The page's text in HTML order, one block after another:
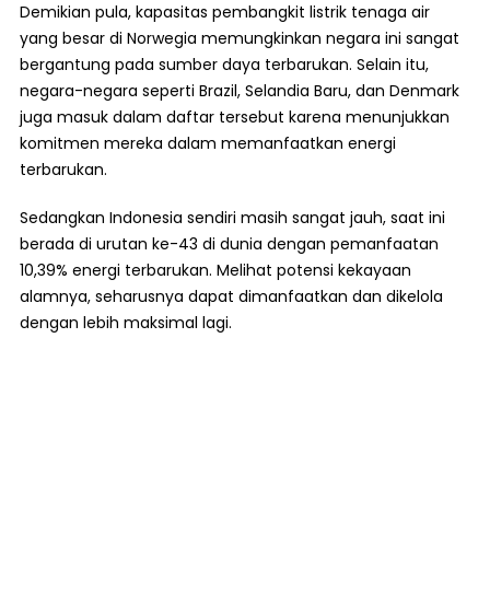
Demikian pula, kapasitas pembangkit listrik tenaga air
yang besar di Norwegia memungkinkan negara ini sangat
bergantung pada sumber daya terbarukan. Selain itu,
negara-negara seperti Brazil, Selandia Baru, dan Denmark
juga masuk dalam daftar tersebut karena menunjukkan
komitmen mereka dalam memanfaatkan energi
terbarukan.
Sedangkan Indonesia sendiri masih sangat jauh, saat ini
berada di urutan ke-43 di dunia dengan pemanfaatan
10,39% energi terbarukan. Melihat potensi kekayaan
alamnya, seharusnya dapat dimanfaatkan dan dikelola
dengan lebih maksimal lagi.